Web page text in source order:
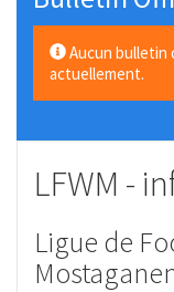
Aucun bulletin
actuellement.
LFWM -
Ligue de